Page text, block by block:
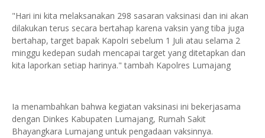
"Hari ini kita melaksanakan 298 sasaran vaksinasi dan ini akan
dilakukan terus secara bertahap karena vaksin yang tiba juga
bertahap, target bapak Kapolri sebelum 1 Juli atau selama 2
minggu kedepan sudah mencapai target yang ditetapkan dan
kita laporkan setiap harinya." tambah Kapolres Lumajang
Ia menambahkan bahwa kegiatan vaksinasi ini bekerjasama
dengan Dinkes Kabupaten Lumajang, Rumah Sakit
Bhayangkara Lumajang untuk pengadaan vaksinnya.